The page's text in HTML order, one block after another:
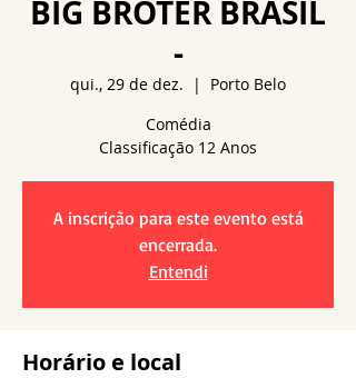
BIG BROTER BRASIL
-
qui., 29 de dez.
  |
Porto Belo
Comédia
A inscrição para este evento está
encerrada.
Entendi
Horário e local